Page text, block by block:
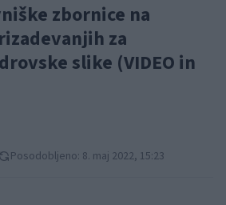
zbornice na
za
slike (VIDEO in
Posodobljeno: 8. maj 2022, 15:23